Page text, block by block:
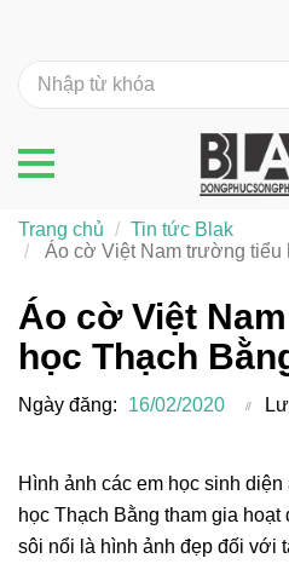
Áo cờ Việt
học Thạch
Ngày đăng: 16/02/2020
Hình ảnh các em học sinh
học Thạch Bằng tham gia
sôi nổi là hình ảnh đẹp đối với
Trang chủ
Tin tức Blak
Áo cờ Việt Nam trường tiểu